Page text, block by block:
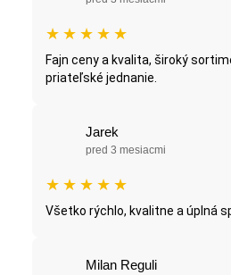
★ ★ ★ ★ ★
Fajn ceny a kvalita, široký
priateľské jednanie.
Jarek
pred 3 mesiacmi
★ ★ ★ ★ ★
Všetko rýchlo, kvalitne a úplná
Milan Reguli